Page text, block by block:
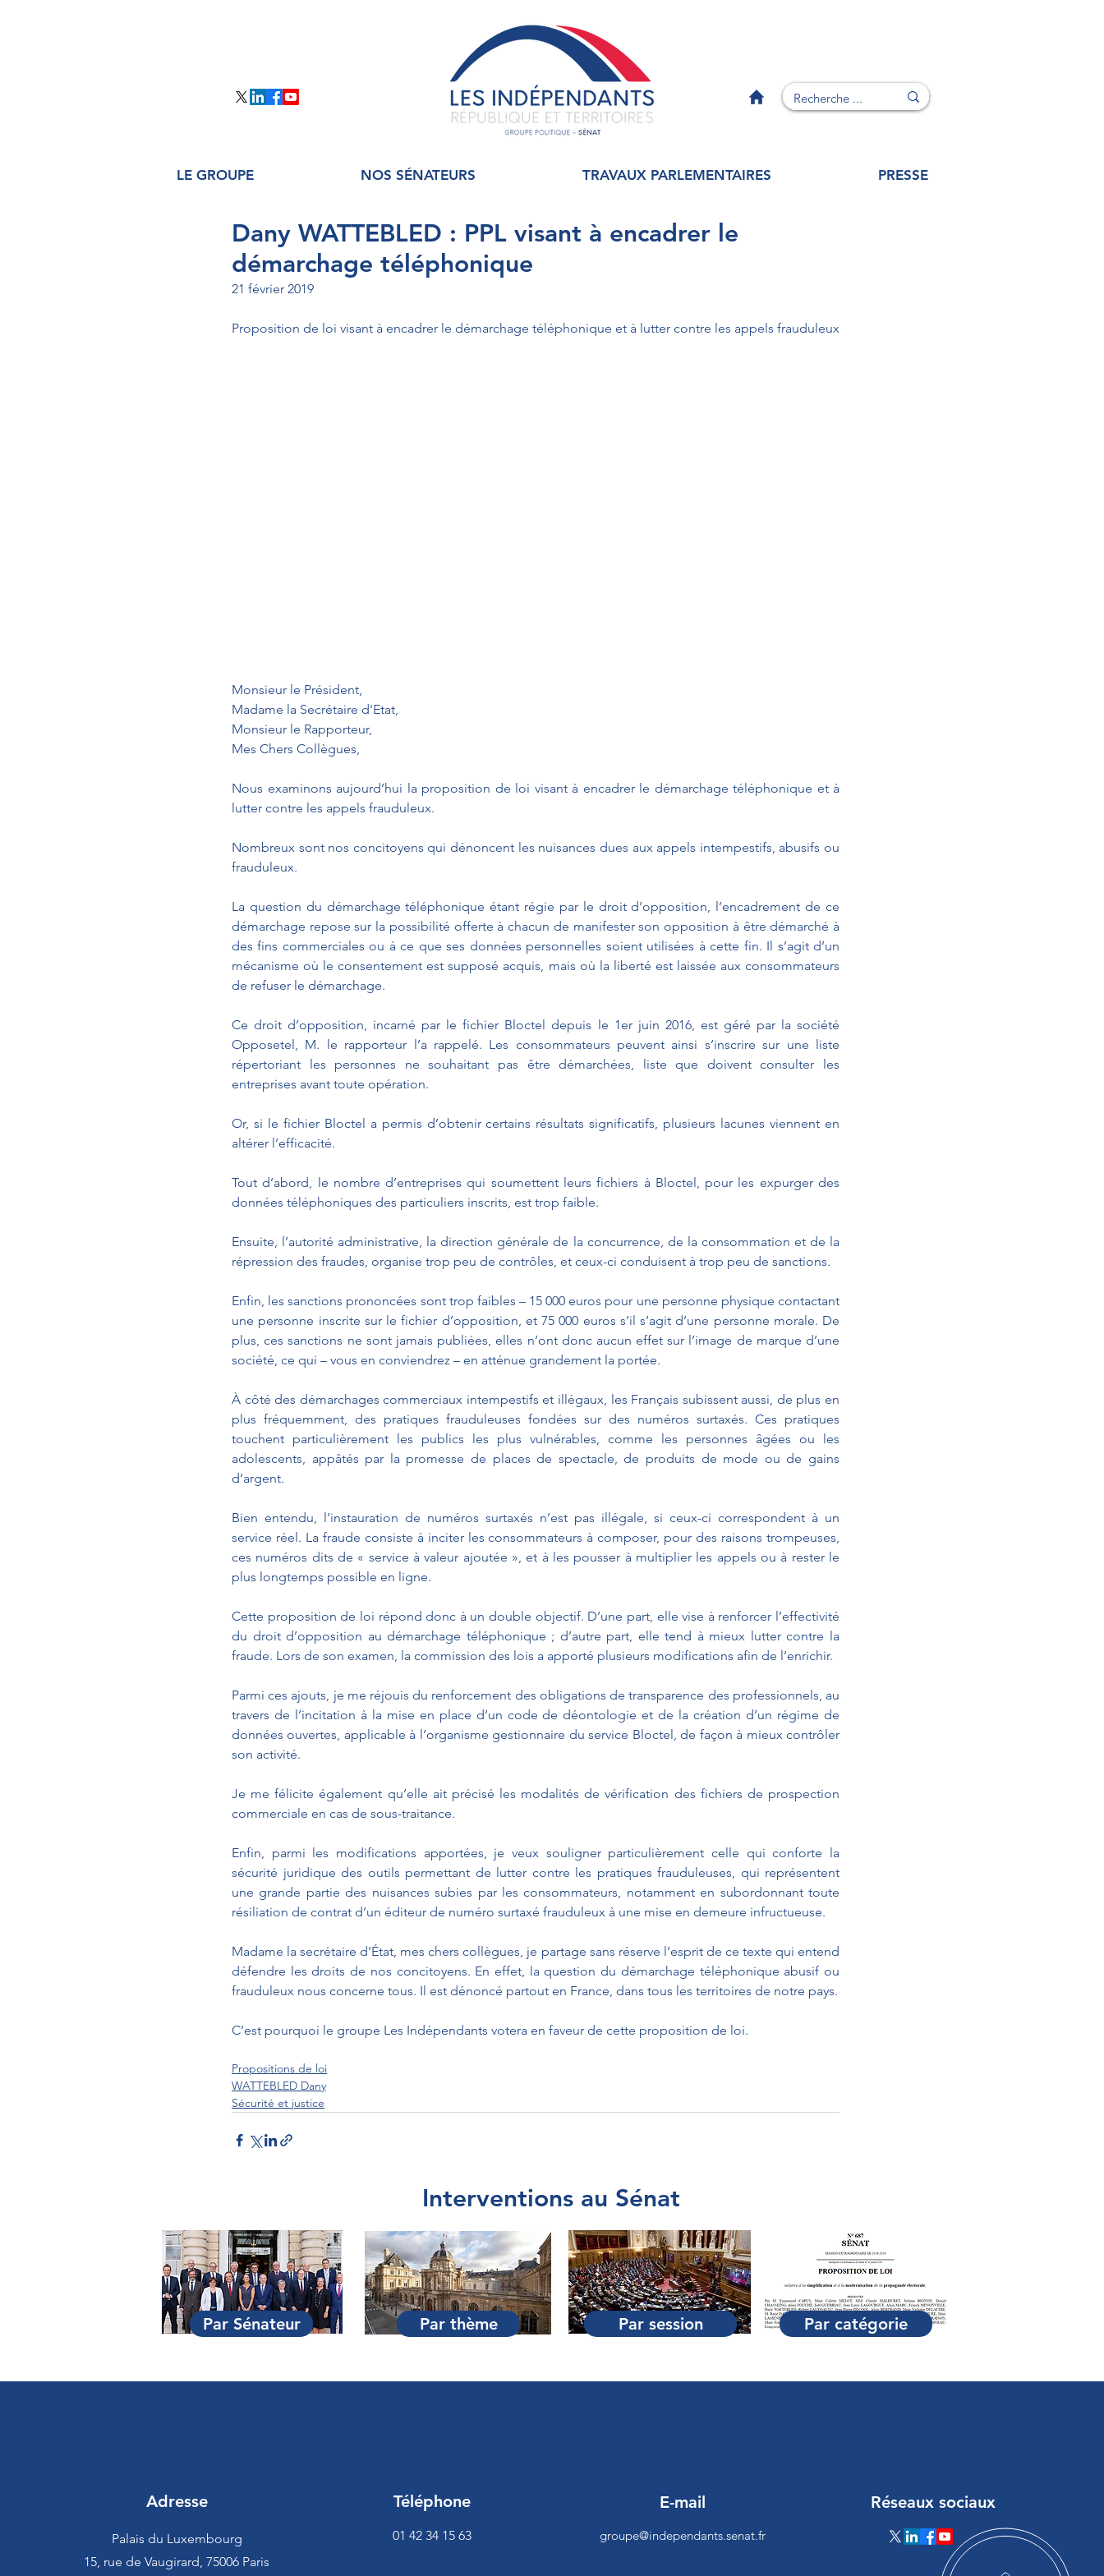
LE GROUPE NOS SÉNATEURS TRAVAUX PARLEMENTAIRES PRESSE
Dany WATTEBLED : PPL visant à encadrer le
démarchage téléphonique
21 février 2019
Proposition de loi visant à encadrer le démarchage téléphonique et à lutter contre les appels frauduleux
Monsieur le Président,
Madame la Secrétaire d'Etat,
Monsieur le Rapporteur,
Mes Chers Collègues,
Nous examinons aujourd’hui la proposition de loi visant à encadrer le démarchage téléphonique et à
lutter contre les appels frauduleux.
Nombreux sont nos concitoyens qui dénoncent les nuisances dues aux appels intempestifs, abusifs ou
frauduleux.
La question du démarchage téléphonique étant régie par le droit d’opposition, l’encadrement de ce
démarchage repose sur la possibilité offerte à chacun de manifester son opposition à être démarché à
des fins commerciales ou à ce que ses données personnelles soient utilisées à cette fin. Il s’agit d’un
mécanisme où le consentement est supposé acquis, mais où la liberté est laissée aux consommateurs
de refuser le démarchage.
Ce droit d’opposition, incarné par le fichier Bloctel depuis le 1er juin 2016, est géré par la société
Opposetel, M. le rapporteur l’a rappelé. Les consommateurs peuvent ainsi s’inscrire sur une liste
répertoriant les personnes ne souhaitant pas être démarchées, liste que doivent consulter les
entreprises avant toute opération.
Or, si le fichier Bloctel a permis d’obtenir certains résultats significatifs, plusieurs lacunes viennent en
altérer l’efficacité.
Tout d’abord, le nombre d’entreprises qui soumettent leurs fichiers à Bloctel, pour les expurger des
données téléphoniques des particuliers inscrits, est trop faible.
Ensuite, l’autorité administrative, la direction générale de la concurrence, de la consommation et de la
répression des fraudes, organise trop peu de contrôles, et ceux-ci conduisent à trop peu de sanctions.
Enfin, les sanctions prononcées sont trop faibles – 15 000 euros pour une personne physique contactant
une personne inscrite sur le fichier d’opposition, et 75 000 euros s’il s’agit d’une personne morale. De
plus, ces sanctions ne sont jamais publiées, elles n’ont donc aucun effet sur l’image de marque d’une
société, ce qui – vous en conviendrez – en atténue grandement la portée.
À côté des démarchages commerciaux intempestifs et illégaux, les Français subissent aussi, de plus en
plus fréquemment, des pratiques frauduleuses fondées sur des numéros surtaxés. Ces pratiques
touchent particulièrement les publics les plus vulnérables, comme les personnes âgées ou les
adolescents, appâtés par la promesse de places de spectacle, de produits de mode ou de gains
d’argent.
Bien entendu, l’instauration de numéros surtaxés n’est pas illégale, si ceux-ci correspondent à un
service réel. La fraude consiste à inciter les consommateurs à composer, pour des raisons trompeuses,
ces numéros dits de « service à valeur ajoutée », et à les pousser à multiplier les appels ou à rester le
plus longtemps possible en ligne.
Cette proposition de loi répond donc à un double objectif. D’une part, elle vise à renforcer l’effectivité
du droit d’opposition au démarchage téléphonique ; d’autre part, elle tend à mieux lutter contre la
fraude. Lors de son examen, la commission des lois a apporté plusieurs modifications afin de l’enrichir.
Parmi ces ajouts, je me réjouis du renforcement des obligations de transparence des professionnels, au
travers de l’incitation à la mise en place d’un code de déontologie et de la création d’un régime de
données ouvertes, applicable à l’organisme gestionnaire du service Bloctel, de façon à mieux contrôler
son activité.
Je me félicite également qu’elle ait précisé les modalités de vérification des fichiers de prospection
commerciale en cas de sous-traitance.
Enfin, parmi les modifications apportées, je veux souligner particulièrement celle qui conforte la
sécurité juridique des outils permettant de lutter contre les pratiques frauduleuses, qui représentent
une grande partie des nuisances subies par les consommateurs, notamment en subordonnant toute
résiliation de contrat d’un éditeur de numéro surtaxé frauduleux à une mise en demeure infructueuse.
Madame la secrétaire d’État, mes chers collègues, je partage sans réserve l’esprit de ce texte qui entend
défendre les droits de nos concitoyens. En effet, la question du démarchage téléphonique abusif ou
frauduleux nous concerne tous. Il est dénoncé partout en France, dans tous les territoires de notre pays.
C’est pourquoi le groupe Les Indépendants votera en faveur de cette proposition de loi.
Propositions de loi
WATTEBLED Dany
Sécurité et justice
Interventions au Sénat
Par Sénateur Par thème Par session Par catégorie
Adresse
Palais du Luxembourg
15, rue de Vaugirard, 75006 Paris
Téléphone
01 42 34 15 63
E-mail
groupe@independants.senat.fr
Réseaux sociaux